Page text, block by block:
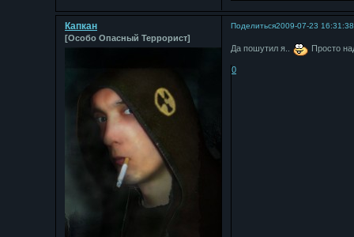
Поделиться2009-07-23 16:31:38
Капкан
[Особо Опасный Террорист]
Да пошутил я.. Просто
0